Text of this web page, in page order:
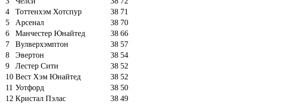
4
Тоттенхэм Хотспур 38 71
5
Арсенал 38 70
6
Манчестер Юнайтед 38 66
7
Вулверхэмптон 38 57
8
Эвертон 38 54
9
Лестер Сити 38 52
10 Вест Хэм Юнайтед 38 52
11 Уотфорд 38 50
12 Кристал Пэлас 38 49